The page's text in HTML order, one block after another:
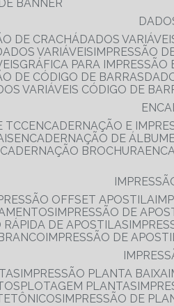
BANNER
DE CRACHÁ
DADOS
VARIÁVEIS IMPRESSÃO
GRÁFICA PARA
DE CÓDIGO DE BARRAS
VARIÁVEIS CÓDIGO DE
TCC
ENCADERNAÇÃO E
ENCADERNAÇÃO DE ÁLBUM
BROCHURA
OFFSET APOSTILA
IMPRESSÃO DE
RÁPIDA DE APOSTILAS
IMPRESSÃO DE
IMPRESSÃO PLANTA BAIXA
PLOTAGEM PLANTAS
IMPRESSÃO DE